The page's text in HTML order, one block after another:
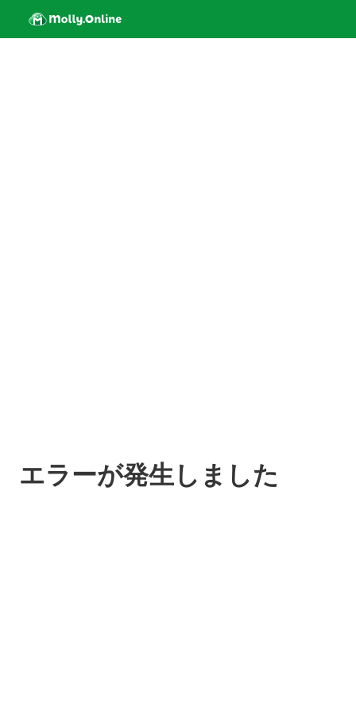
エラーが発生しました